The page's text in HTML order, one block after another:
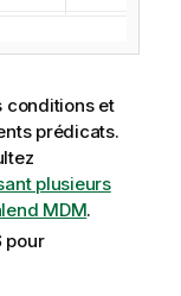
conditions et
prédicats.
plusieurs
MDM.
pour